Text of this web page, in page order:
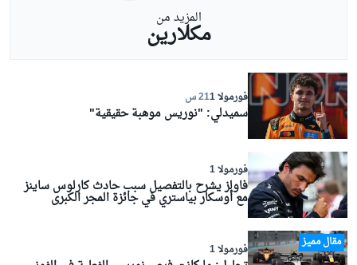
المزيد من
مكلارين
فورمولا 1 21 س
سميدلي: "نوريس موهبة حقيقية"
فورمولا 1
فاولز يشرح بالتفصيل سبب حادث كارلوس ساينز
مع أوسكار بياستري في جائزة المجر الكبرى
مقال مميز فورمولا 1